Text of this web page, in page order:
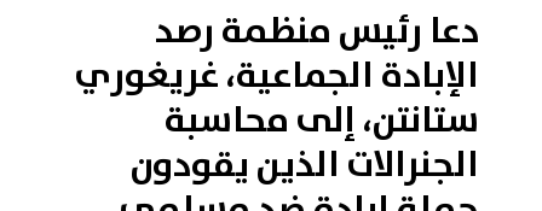
دعا رئيس منظمة رصد
الإبادة الجماعية، غريغوري
ستانتن، إلى محاسبة
الجنرالات الذين يقودون